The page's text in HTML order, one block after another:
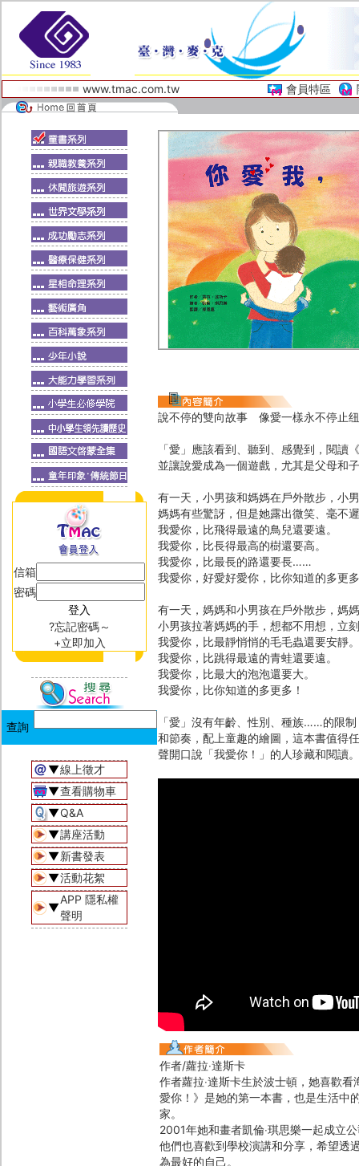
www.tmac.com.tw 會員特區
信箱
密碼
?忘記密碼～
+立即加入
▼線上徵才
▼查看購物車
▼Q&A
▼講座活動
▼新書發表
▼活動花絮
▼
APP 隱私權
聲明
說不停的雙向故事 像愛一樣永不停止纽
「愛」應該看到、聽到、感覺到，閱讀
並讓說愛成為一個遊戲，尤其是父母和
有一天，小男孩和媽媽在戶外散步，小
媽媽有些驚訝，但是她露出微笑、毫不
我愛你，比飛得最遠的鳥兒還要遠。
我愛你，比長得最高的樹還要高。
我愛你，比最長的路還要長……
我愛你，好愛好愛你，比你知道的多更
有一天，媽媽和小男孩在戶外散步，媽
小男孩拉著媽媽的手，想都不用想，立
我愛你，比最靜悄悄的毛毛蟲還要安靜。
我愛你，比跳得最遠的青蛙還要遠。
我愛你，比最大的泡泡還要大。
我愛你，比你知道的多更多！
「愛」沒有年齡、性別、種族……的限
和節奏，配上童趣的繪圖，這本書值得
聲開口說「我愛你！」的人珍藏和閱讀。
作者/蘿拉‧達斯卡
作者蘿拉‧達斯卡生於波士頓，她喜歡
愛你！》是她的第一本書，也是生活中
家。
2001年她和畫者凱倫‧琪思樂一起成立
他們也喜歡到學校演講和分享，希望透
為最好的自己。